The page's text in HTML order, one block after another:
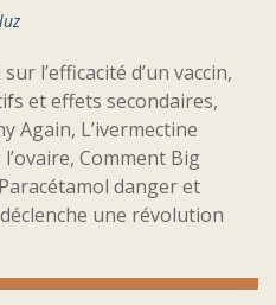
l’efficacité d’un vaccin,
et effets secondaires,
Again, L’ivermectine
Comment Big
danger et
une révolution